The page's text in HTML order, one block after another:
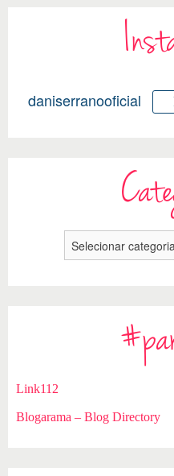
daniserranooficial
Link112
Blogarama – Blog Directory